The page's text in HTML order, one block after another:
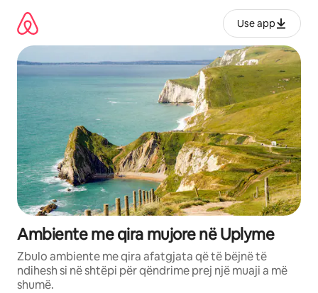
përmbajtja
Use app
Ambiente me qira mujore në Uplyme
Zbulo ambiente me qira afatgjata që të bëjnë të
ndihesh si në shtëpi për qëndrime prej një muaji a më
shumë.